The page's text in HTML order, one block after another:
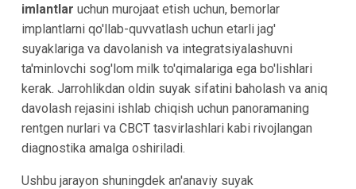
imlantlar uchun murojaat etish uchun, bemorlar
implantlarni qo'llab-quvvatlash uchun etarli jag'
suyaklariga va davolanish va integratsiyalashuvni
ta'minlovchi sog'lom milk to'qimalariga ega bo'lishlari
kerak. Jarrohlikdan oldin suyak sifatini baholash va aniq
davolash rejasini ishlab chiqish uchun panoramaning
rentgen nurlari va CBCT tasvirlashlari kabi rivojlangan
diagnostika amalga oshiriladi.
Ushbu jarayon shuningdek an'anaviy suyak